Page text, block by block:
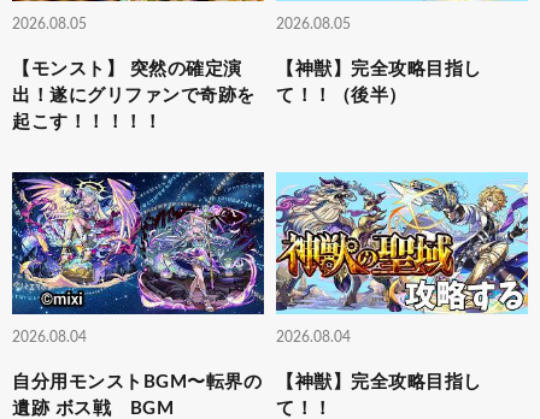
2026.08.05
【モンスト】 突然の確定演
出！遂にグリファンで奇跡を
起こす！！！！！
2026.08.05
【神獣】完全攻略目指し
て！！（後半）
2026.08.04
自分用モンストBGM〜転界の
遺跡 ボス戦 BGM
2026.08.04
【神獣】完全攻略目指し
て！！